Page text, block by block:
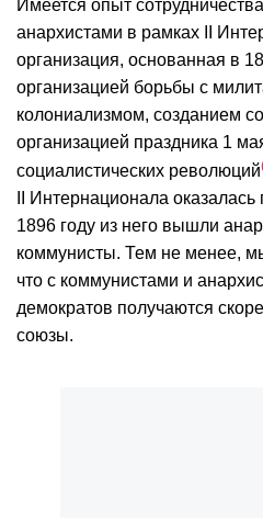
Имеется опыт
анархистами в рамках II
организация, основанная в
организацией борьбы с
колониализмом, созданием
организацией праздника 1
социалистических революций
II Интернационала
1896 году из него вышли
коммунисты. Тем не менее,
что с коммунистами и
демократов получаются
союзы.